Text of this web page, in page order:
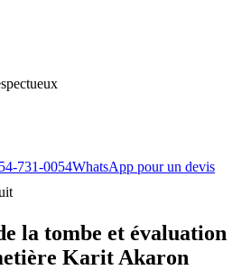
731-0054WhatsApp pour un devis
la tombe et évaluation
Karit Akaron